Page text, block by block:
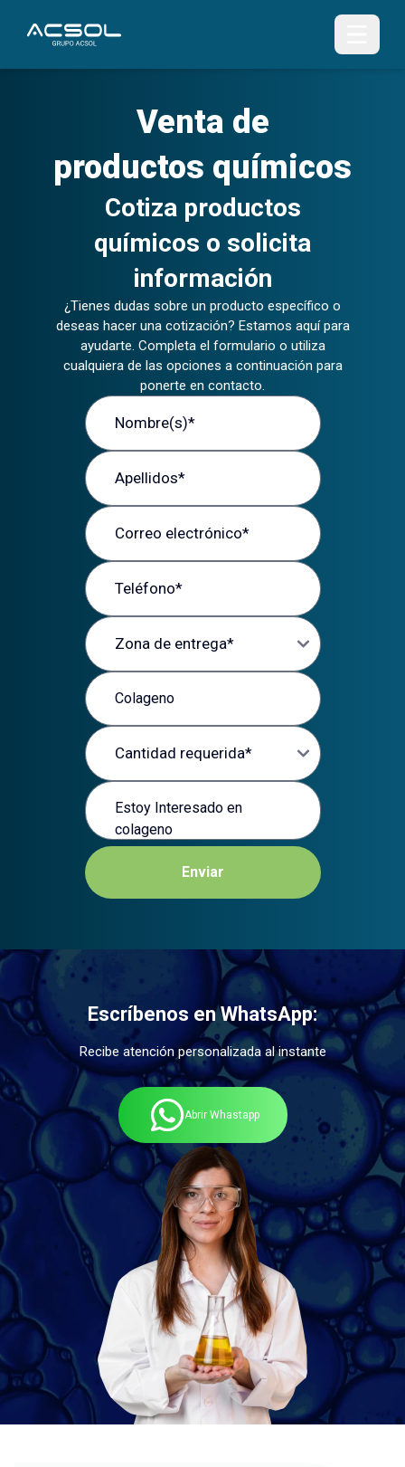
Venta de
productos químicos
Cotiza productos
químicos o solicita
información
¿Tienes dudas sobre un producto específico o
deseas hacer una cotización? Estamos aquí para
ayudarte. Completa el formulario o utiliza
cualquiera de las opciones a continuación para
ponerte en contacto.
Nombre (s)
Apellidos
Correo electrónico
Teléfono
Zona de entrega
Producto de interés
Cantidad requerida
Mensaje
Enviar
Escríbenos en WhatsApp:
Recibe atención personalizada al instante
Abrir Whastapp